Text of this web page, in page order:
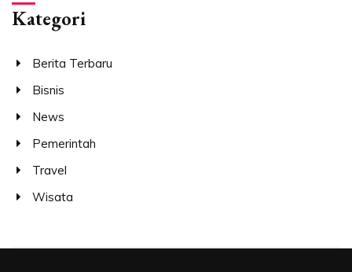
Kategori
Berita Terbaru
Bisnis
News
Pemerintah
Travel
Wisata